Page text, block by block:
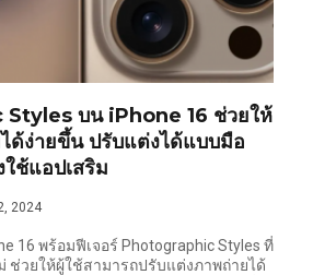
บน iPhone 16 ช่วยให้
ด้ง่ายขึ้น ปรับแต่งได้แบบมือ
ช้แอปเสริม
2024
16 พร้อมฟีเจอร์ Photographic Styles ที่
ช่วยให้ผู้ใช้สามารถปรับแต่งภาพถ่ายได้